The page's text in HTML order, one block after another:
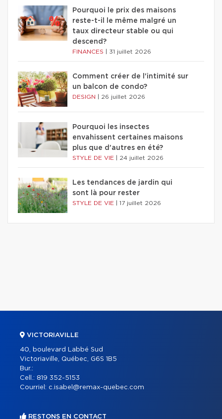
Pourquoi le prix des maisons
reste-t-il le même malgré un
taux directeur stable ou qui
descend?
FINANCES 31 juillet 2026
Comment créer de l'intimité sur
un balcon de condo?
DESIGN 26 juillet 2026
Pourquoi les insectes
envahissent certaines maisons
plus que d'autres en été?
STYLE DE VIE 24 juillet 2026
Les tendances de jardin qui
sont là pour rester
STYLE DE VIE 17 juillet 2026
VICTORIAVILLE
40, boulevard Labbé Sud
Victoriaville, Québec, G6S 1B5
Bur.:
Cell.: 819 352-5153
Courriel: c.isabel@remax-quebec.com
RESTONS EN CONTACT